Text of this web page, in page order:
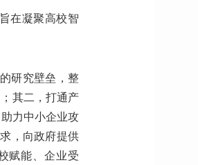
在凝聚高校智
研究壁垒，整
其二，打通产
力中小企业攻
，向政府提供
赋能、企业受